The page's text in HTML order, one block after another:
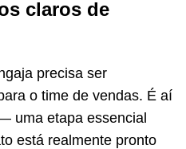
claros de
precisa ser
o time de vendas. É aí
uma etapa essencial
está realmente pronto